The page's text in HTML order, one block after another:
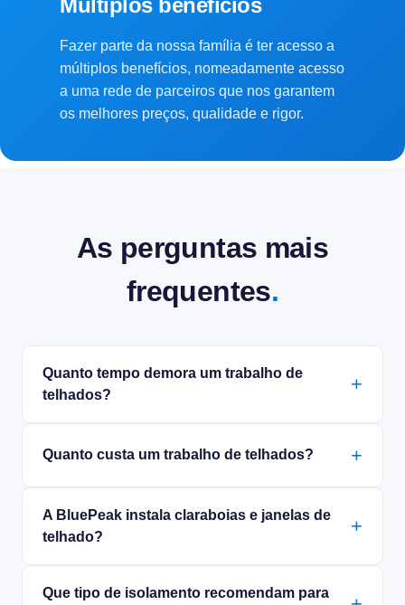
Fazer parte da nossa família é ter acesso a
múltiplos benefícios, nomeadamente acesso
a uma rede de parceiros que nos garantem
os melhores preços, qualidade e rigor.
As perguntas mais
frequentes.
Quanto tempo demora um trabalho de
telhados?
Quanto custa um trabalho de telhados?
A BluePeak instala claraboias e janelas de
telhado?
Que tipo de isolamento recomendam para